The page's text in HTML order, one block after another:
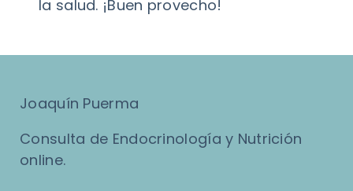
la salud. ¡Buen provecho!
Joaquín Puerma
Consulta de Endocrinología y Nutrición
online.